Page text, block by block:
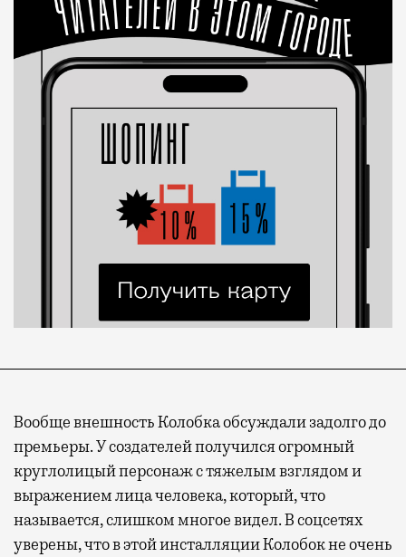
Вообще внешность Колобка обсуждали задолго до
премьеры. У создателей получился огромный
круглолицый персонаж с тяжелым взглядом и
выражением лица человека, который, что
называется, слишком многое видел. В соцсетях
уверены, что в этой инсталляции Колобок не очень